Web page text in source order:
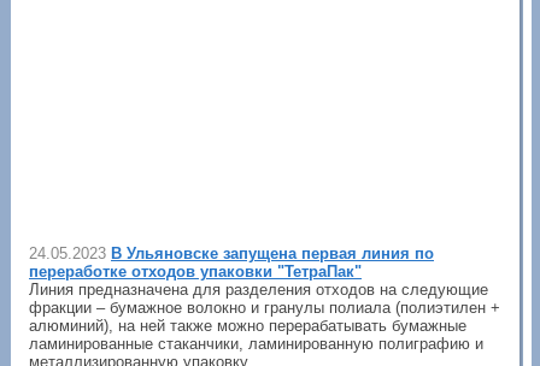
24.05.2023 В Ульяновске запущена первая линия по
переработке отходов упаковки "ТетраПак"
Линия предназначена для разделения отходов на следующие
фракции – бумажное волокно и гранулы полиала (полиэтилен +
алюминий), на ней также можно перерабатывать бумажные
ламинированные стаканчики, ламинированную полиграфию и
металлизированную упаковку.